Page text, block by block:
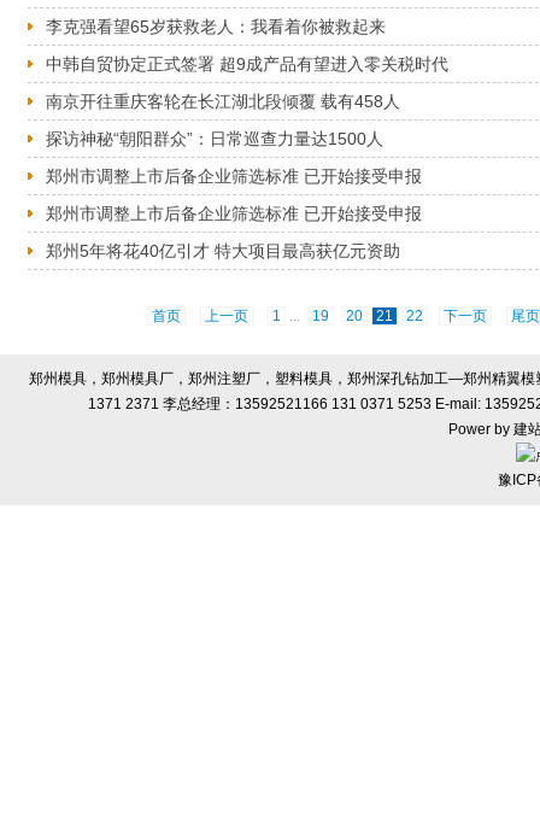
李克强看望65岁获救老人：我看着你被救起来
中韩自贸协定正式签署 超9成产品有望进入零关税时代
南京开往重庆客轮在长江湖北段倾覆 载有458人
探访神秘“朝阳群众”：日常巡查力量达1500人
郑州市调整上市后备企业筛选标准 已开始接受申报
郑州市调整上市后备企业筛选标准 已开始接受申报
郑州5年将花40亿引才 特大项目最高获亿元资助
首页 上一页 1 ... 19 20 21 22 下一页 尾页
郑州模具，郑州模具厂，郑州注塑厂，塑料模具，郑州深孔钻加工—郑州精翼
1371 2371 李总经理：13592521166 131 0371 5253 E-mail:
Power by 建
豫